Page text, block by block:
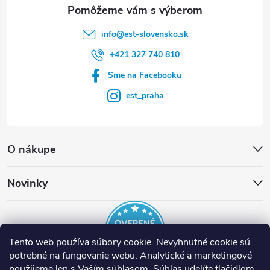
Tento web používa súbory cookie. Nevyhnutné cookie sú
potrebné na fungovanie webu. Analytické a marketingové
O nákupe
Novinky
info@est-slovensko.sk
+421 327 740 810
Sme na Facebooku
est_praha